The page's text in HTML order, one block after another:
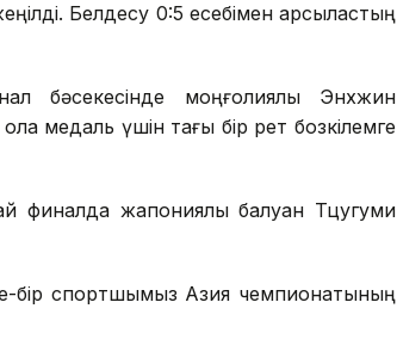
Белдесу 0:5 есебімен қарсыластың
моңғолиялық Энхжин
медаль үшін тағы бір рет бозкілемге
финалда жапониялық балуан Тцугуми
бір спортшымыз Азия чемпионатының